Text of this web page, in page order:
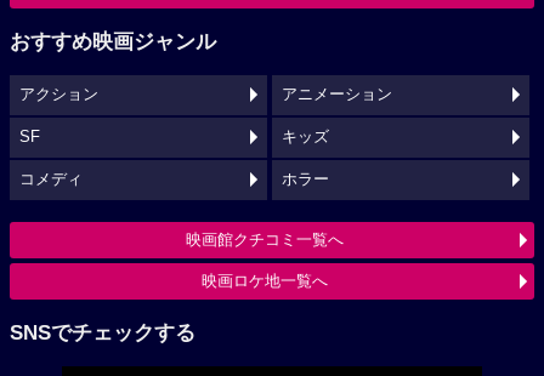
おすすめ映画ジャンル
アクション アニメーション
SF キッズ
コメディ ホラー
映画館クチコミ一覧へ
映画ロケ地一覧へ
SNSでチェックする